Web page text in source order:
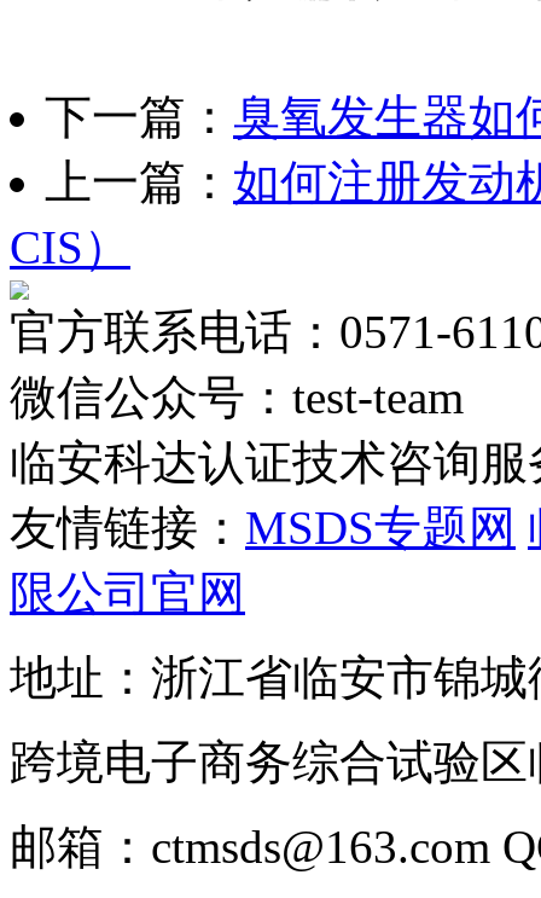
下一篇： 臭氧发生器如
上一篇： 如何注册发动
CIS）
官方联系电话：0571-
微信公众号：test-team
临安科达认证技术咨询
友情链接： MSDS专题网
限公司官网
地址：浙江省临安市锦
跨境电子商务综合试验
邮箱：ctmsds@163.com